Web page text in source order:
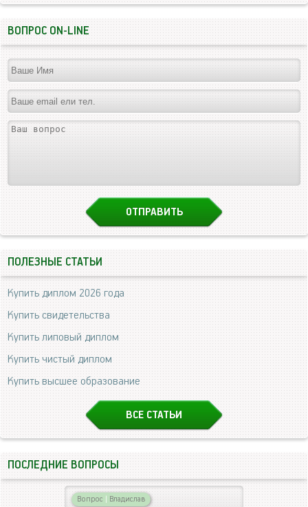
ВОПРОС ON-LINE
ПОЛЕЗНЫЕ СТАТЬИ
Купить диплом 2026 года
Купить свидетельства
Купить липовый диплом
Купить чистый диплом
Купить высшее образование
ВСЕ СТАТЬИ
ПОСЛЕДНИЕ ВОПРОСЫ
Вопрос | Владислав